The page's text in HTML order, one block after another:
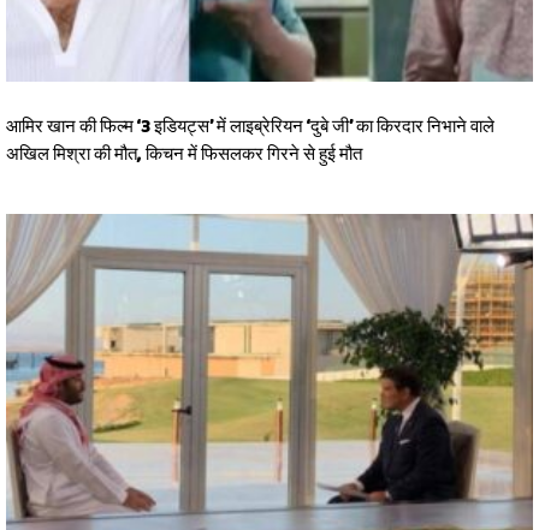
आमिर खान की फिल्म ‘3 इडियट्स’ में लाइब्रेरियन ‘दुबे जी’ का किरदार निभाने वाले
अखिल मिश्रा की मौत, किचन में फिसलकर गिरने से हुई मौत